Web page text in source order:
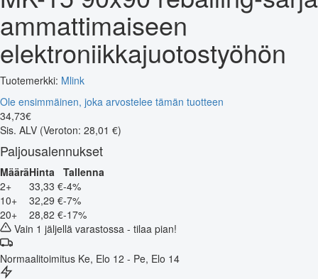
ammattimaiseen
elektroniikkajuotostyöhön
Tuotemerkki: Mlink
Ole ensimmäinen, joka arvostelee tämän tuotteen
34,73€
Sis. ALV (Veroton: 28,01 €)
Paljousalennukset
MääräHinta
Tallenna
2+
33,33 €-4%
10+
32,29 €-7%
20+
28,82 €-17%
Vain 1 jäljellä varastossa - tilaa pian!
Normaalitoimitus Ke, Elo 12 - Pe, Elo 14